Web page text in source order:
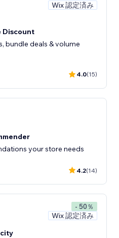
Wix 認定済み
Discount
bundle deals & volume
4.0(15)
your store needs
4.2(14)
- 50％
Wix 認定済み